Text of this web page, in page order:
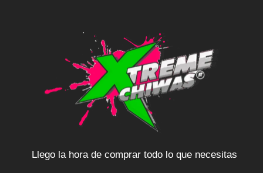
Llego la hora de comprar todo lo que necesitas